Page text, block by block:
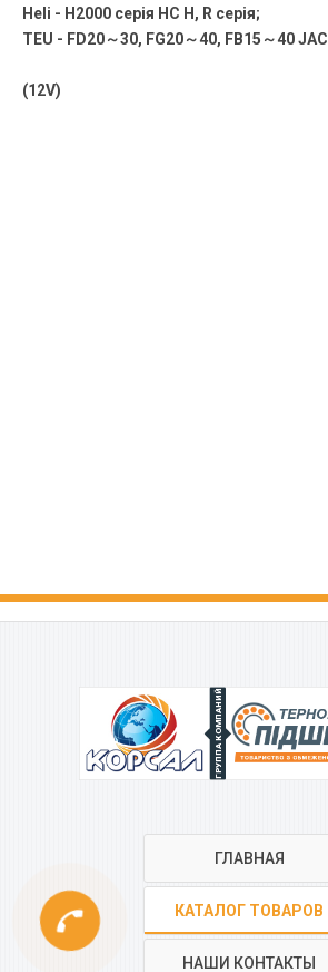
phone
Heli - H2000 серія HC H, R серія;
TEU - FD20～30, FG20～40, FB15～40 JAC
(12V)
ГРУППА КОМПАНИЙ
ГЛАВНАЯ
КАТАЛОГ ТОВАРОВ
НАШИ КОНТАКТЫ